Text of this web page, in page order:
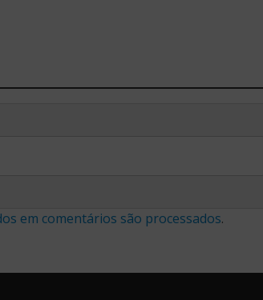
em comentários são processados.